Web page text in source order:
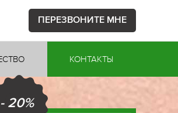
ПЕРЕЗВОНИТЕ МНЕ
КОНТАКТЫ
- 20%